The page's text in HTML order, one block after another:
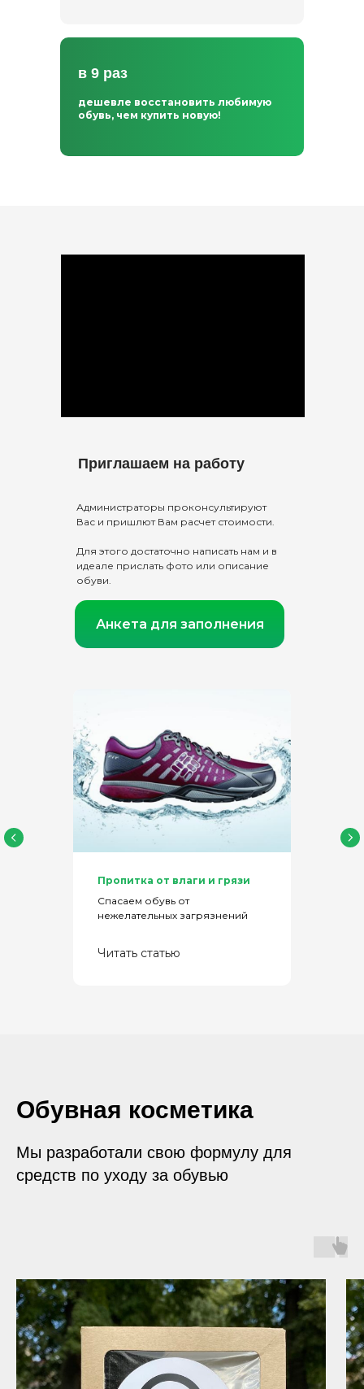
в 9 раз
дешевле восстановить любимую
обувь, чем купить новую!
Приглашаем на работу
Администраторы проконсультируют
Вас и пришлют Вам расчет стоимости.
Для этого достаточно написать нам и в
идеале прислать фото или описание
обуви.
Анкета для заполнения
Пропитка от влаги и грязи
Спасаем обувь от
нежелательных загрязнений
Читать статью
Обувная косметика
Мы разработали свою формулу для
средств по уходу за обувью